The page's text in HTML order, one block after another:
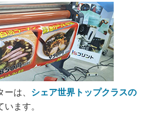
は、 シェア世界トップクラスの
ます。